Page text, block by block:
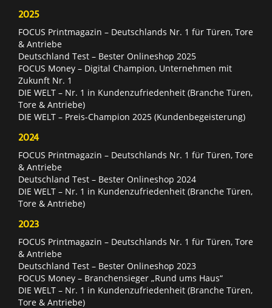
2025
FOCUS Printmagazin – Deutschlands Nr. 1 für Türen, Tore
& Antriebe
Deutschland Test – Bester Onlineshop 2025
FOCUS Money – Digital Champion, Unternehmen mit
Zukunft Nr. 1
DIE WELT – Nr. 1 in Kundenzufriedenheit (Branche Türen,
Tore & Antriebe)
DIE WELT – Preis-Champion 2025 (Kundenbegeisterung)
2024
FOCUS Printmagazin – Deutschlands Nr. 1 für Türen, Tore
& Antriebe
Deutschland Test – Bester Onlineshop 2024
DIE WELT – Nr. 1 in Kundenzufriedenheit (Branche Türen,
Tore & Antriebe)
2023
FOCUS Printmagazin – Deutschlands Nr. 1 für Türen, Tore
& Antriebe
Deutschland Test – Bester Onlineshop 2023
FOCUS Money – Branchensieger „Rund ums Haus“
DIE WELT – Nr. 1 in Kundenzufriedenheit (Branche Türen,
Tore & Antriebe)